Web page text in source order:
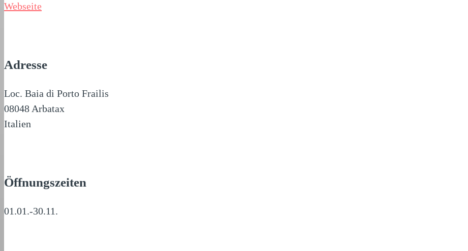
Webseite
Adresse
Loc. Baia di Porto Frailis
08048 Arbatax
Italien
Öffnungszeiten
01.01.-30.11.